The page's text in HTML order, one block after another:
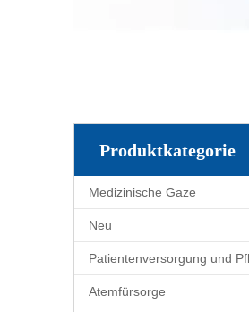
Produktkategorie
Medizinische Gaze
Neu
Atemfürsorge